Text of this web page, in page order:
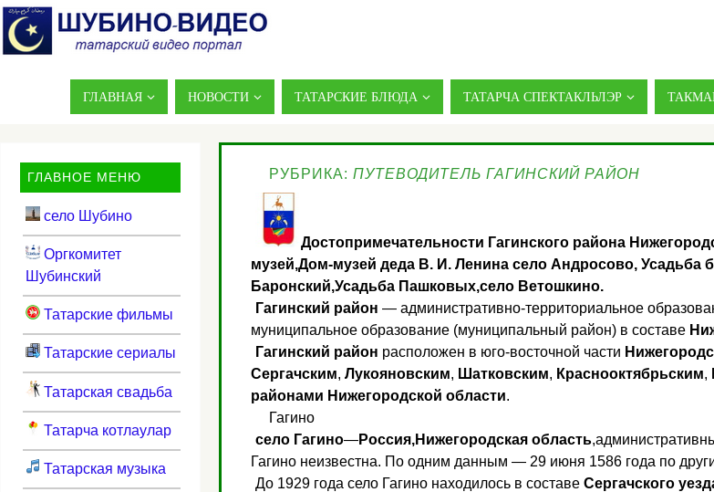
ГЛАВНАЯ НОВОСТИ ТАТАРСКИЕ БЛЮДА ТАТАРЧА СПЕКТАКЛЬЛЭР
РУБРИКА: ПУТЕВОДИТЕЛЬ ГАГИНСКИЙ РАЙОН
Достопримечательности Гагинского района
музей,Дом-музей деда В. И. Ленина село Андросово, Усадьба
Баронский,Усадьба Пашковых,село Ветошкино.
Гагинский район — административно-территориальное
муниципальное образование (муниципальный район) в составе
Гагинский район расположен в юго-восточной части
Сергачским, Лукояновским, Шатковским, Краснооктябрьским,
районами Нижегородской области.
Гагино
село Гагино—Россия,Нижегородская область
Гагино неизвестна. По одним данным — 29 июня 1586 года по
До 1929 года село Гагино находилось в составе Сергачского
ГЛАВНОЕ МЕНЮ
село Шубино
Оргкомитет
Шубинский
Татарские фильмы
Татарские сериалы
Татарская свадьба
Татарча котлаулар
Татарская музыка